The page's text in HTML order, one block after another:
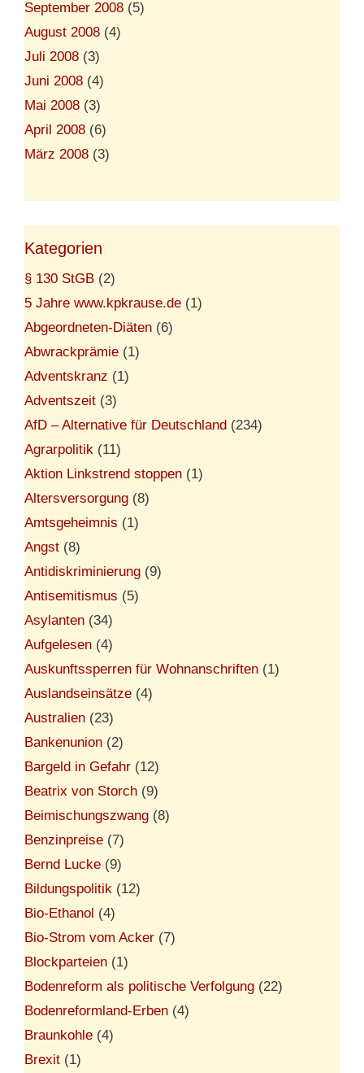
September 2008 (5)
August 2008 (4)
Juli 2008 (3)
Juni 2008 (4)
Mai 2008 (3)
April 2008 (6)
März 2008 (3)
Kategorien
§ 130 StGB (2)
5 Jahre www.kpkrause.de (1)
Abgeordneten-Diäten (6)
Abwrackprämie (1)
Adventskranz (1)
Adventszeit (3)
AfD – Alternative für Deutschland (234)
Agrarpolitik (11)
Aktion Linkstrend stoppen (1)
Altersversorgung (8)
Amtsgeheimnis (1)
Angst (8)
Antidiskriminierung (9)
Antisemitismus (5)
Asylanten (34)
Aufgelesen (4)
Auskunftssperren für Wohnanschriften (1)
Auslandseinsätze (4)
Australien (23)
Bankenunion (2)
Bargeld in Gefahr (12)
Beatrix von Storch (9)
Beimischungszwang (8)
Benzinpreise (7)
Bernd Lucke (9)
Bildungspolitik (12)
Bio-Ethanol (4)
Bio-Strom vom Acker (7)
Blockparteien (1)
Bodenreform als politische Verfolgung (22)
Bodenreformland-Erben (4)
Braunkohle (4)
Brexit (1)